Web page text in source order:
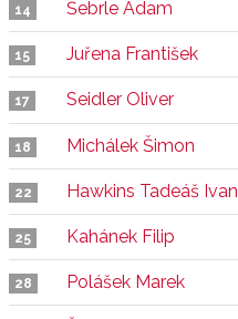
14 Šebrle Adam
15 Juřena František
17 Seidler Oliver
18 Michálek Šimon
22 Hawkins Tadeáš Ivan
25 Kahánek Filip
28 Polášek Marek